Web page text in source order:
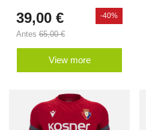
39,00 €
Antes 65,00 €
-40%
View more